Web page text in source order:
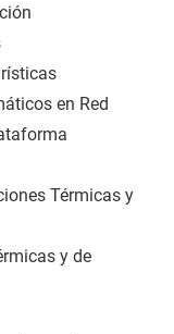
en Red
Térmicas y
y de